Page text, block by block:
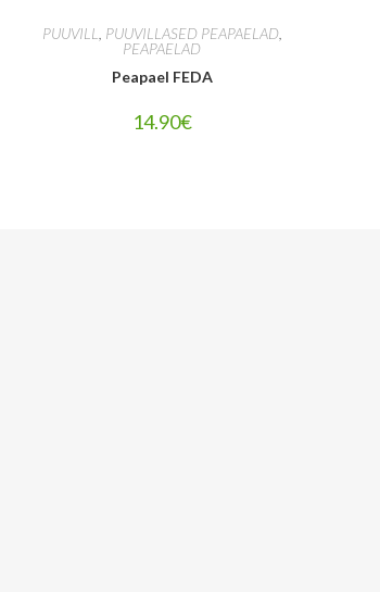
PUUVILL PUUVILLASED PEAPAELAD,
PEAPAELAD
Peapael FEDA
14.90€